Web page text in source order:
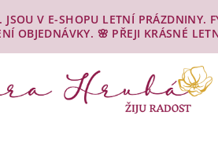
V E-SHOPU LETNÍ PRÁZDNINY.
OBJEDNÁVKY. 🌸 PŘEJI KRÁSNÉ